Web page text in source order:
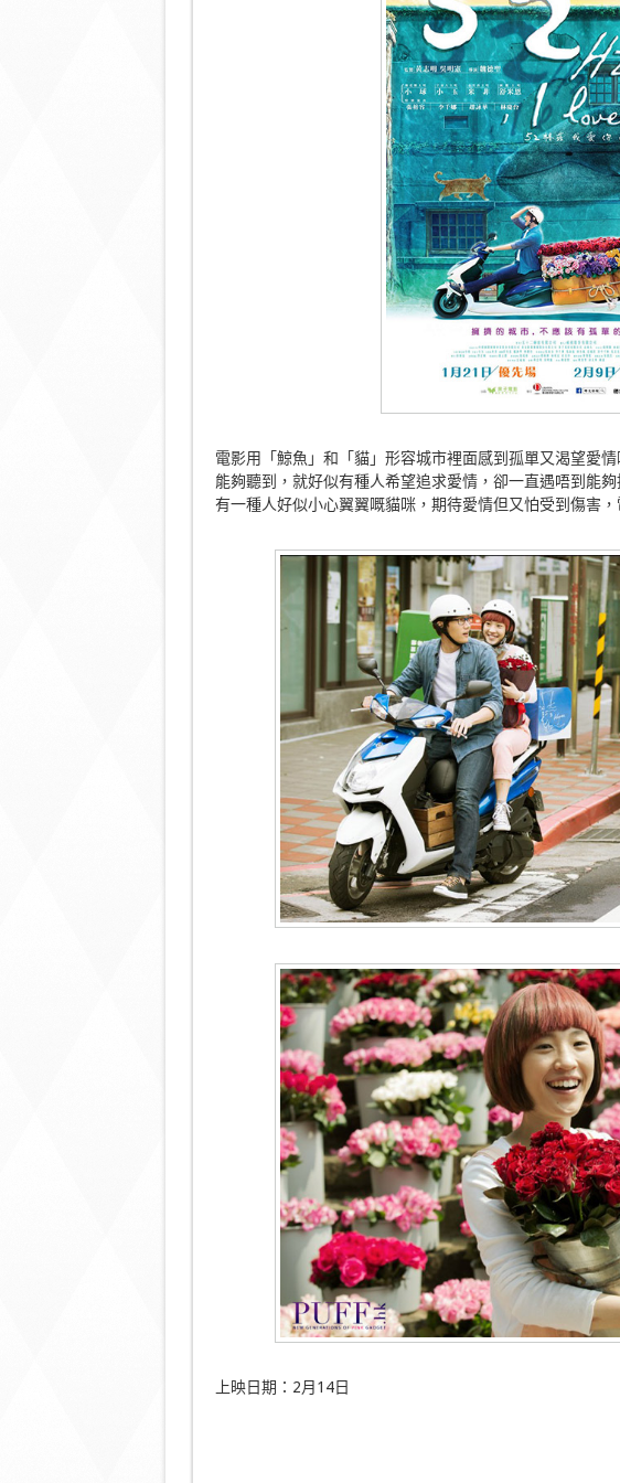
電影用「鯨魚」和「貓」形容城市裡面感到孤單又渴望愛
能夠聽到，就好似有種人希望追求愛情，卻一直遇唔到能
有一種人好似小心翼翼嘅貓咪，期待愛情但又怕受到傷害
上映日期：2月14日